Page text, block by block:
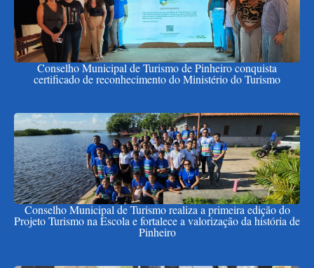
Conselho Municipal de Turismo de Pinheiro conquista
certificado de reconhecimento do Ministério do Turismo
Conselho Municipal de Turismo realiza a primeira edição do
Projeto Turismo na Escola e fortalece a valorização da história de
Pinheiro